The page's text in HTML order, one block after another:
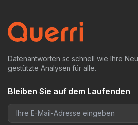
Datenantworten so schnell wie Ihre
gestützte Analysen für alle.
Bleiben Sie auf dem Laufenden